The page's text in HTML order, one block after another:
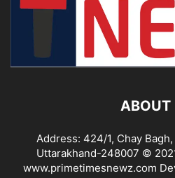
ABOUT
Address: 424/1, Chay
Uttarakhand-248007 ©
www.primetimesnewz.com